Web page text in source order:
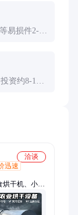
易损件2-3
资约8-12
洽谈
迅速
烘干机、小型
业原料烘干